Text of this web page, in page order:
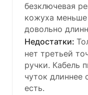
безключевая
кожуха
довольно
нет третьей
ручки. Кабель
чуток длиннее
есть.